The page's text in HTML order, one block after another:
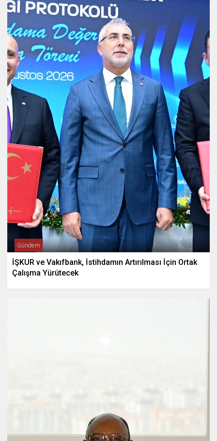
Gündem
İŞKUR ve Vakıfbank, İstihdamın Artırılması İçin Ortak
Çalışma Yürütecek